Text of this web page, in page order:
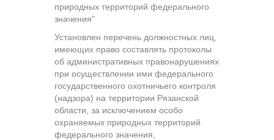
природных территорий федерального
значения"
Установлен перечень должностных лиц,
имеющих право составлять протоколы
об административных правонарушениях
при осуществлении ими федерального
государственного охотничьего контроля
(надзора) на территории Рязанской
области, за исключением особо
охраняемых природных территорий
федерального значения,